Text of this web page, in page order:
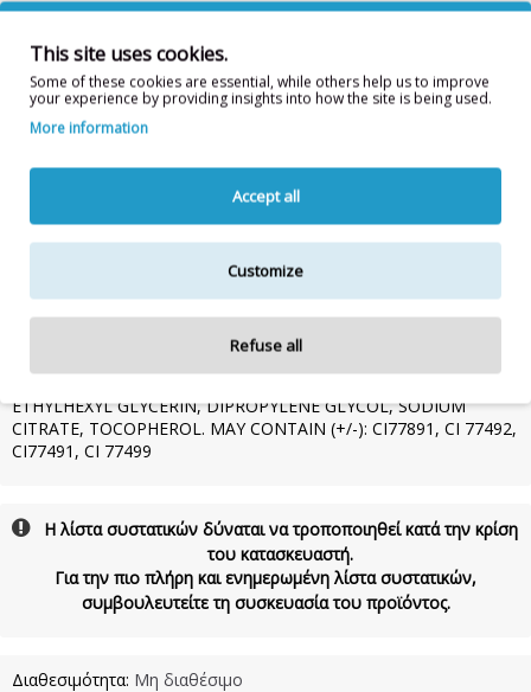
κάθε επιδερμίδα.30ml
Οδηγίες χρήσης:Εφαρμόστε το Matte Perfection XTRA Long
Lasting Liquid Foundation με ένα πινέλο, κάνοντας απαλές
κινήσεις από το κέντρο του προσώπου προς τα έξω. Επιμείνετε
Μόνο για εξωτερική χρήση.
AQUA, DIMETHICONE, TALC, ETHYLHEXYL
METHOXYCINNAMATE, ZINC OXIDE, SILICA, POLYPROPYLENE,
DIMETHICONE/VINYL DIMETHICONE CROSSPOLYMER, LAURYL
PEG-9 POLYDIMETHYLSILOXYETHYL DIMETHICONE, SODIUM
HYALURONATE, HDI/TRIMETHYLOL HEXYLLACTONE
CROSSPOLYMER, PHENOXYETHANOL, DIMETHICONE/PEG-
10/15 CROSSPOLYMER, SODIUM CHLORIDE, HYDROGEN
ETHYLHEXYL GLYCERIN, DIPROPYLENE GLYCOL, SODIUM
CITRATE, TOCOPHEROL. MAY CONTAIN (+/-): CI77891, CI 77492,
CI77491, CI 77499
Η λίστα συστατικών δύναται να τροποποιηθεί κατά την κρίση
του κατασκευαστή.
Για την πιο πλήρη και ενημερωμένη λίστα συστατικών,
συμβουλευτείτε τη συσκευασία του προϊόντος.
Διαθεσιμότητα: Μη διαθέσιμο
This site uses cookies.
Some of these cookies are essential, while others help us to improve
your experience by providing insights into how the site is being used.
More information
Accept all
Customize
Refuse all